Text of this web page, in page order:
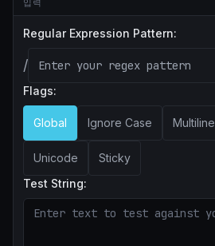
입력
Regular Expression Pattern:
/
Flags:
Global Ignore Case Multiline
Unicode
Sticky
Test String: